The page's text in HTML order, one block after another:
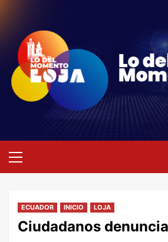
contenido
primario
ECUADOR INICIO LOJA
Ciudadanos